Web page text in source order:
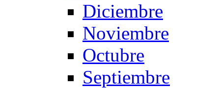
Diciembre
Noviembre
Octubre
Septiembre